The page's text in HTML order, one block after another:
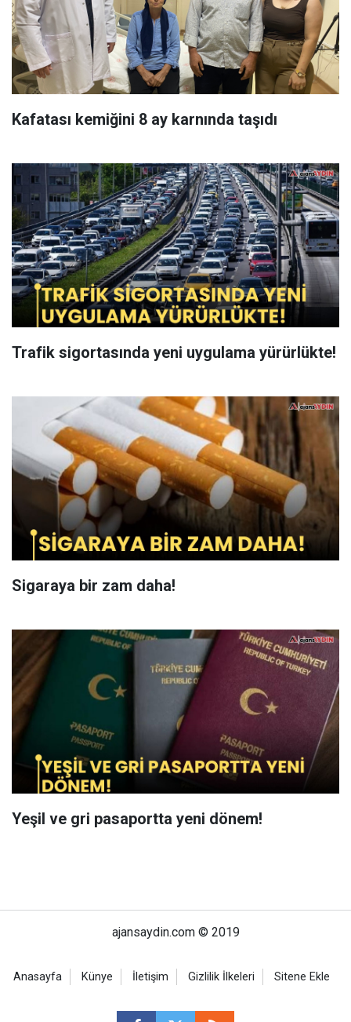
Kafatası kemiğini 8 ay karnında taşıdı
Trafik sigortasında yeni uygulama yürürlükte!
Sigaraya bir zam daha!
Yeşil ve gri pasaportta yeni dönem!
ajansaydin.com © 2019
Anasayfa Künye İletişim Gizlilik İlkeleri Sitene Ekle